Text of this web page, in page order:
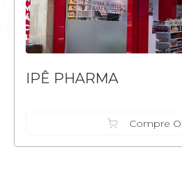
IPÊ PHARMA
Compre